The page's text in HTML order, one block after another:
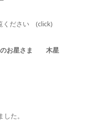
ください (click)
のお星さま 木星
た。